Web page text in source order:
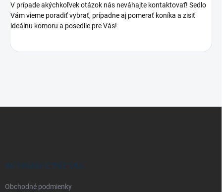
V prípade akýchkoľvek otázok nás neváhajte kontaktovať! Sedlo
Vám vieme poradiť vybrať, prípadne aj pomerať koníka a zisiť
ideálnu komoru a posedlie pre Vás!
INFORMÁCIE PRE VÁS
Obchodné podmienky